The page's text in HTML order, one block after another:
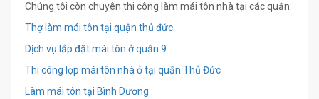
Chúng tôi còn chuyên thi công làm mái tôn nhà tại các quận:
Thợ làm mái tôn tại quận thủ đức
Dịch vụ lắp đặt mái tôn ở quận 9
Thi công lợp mái tôn nhà ở tại quận Thủ Đức
Làm mái tôn tại Bình Dương